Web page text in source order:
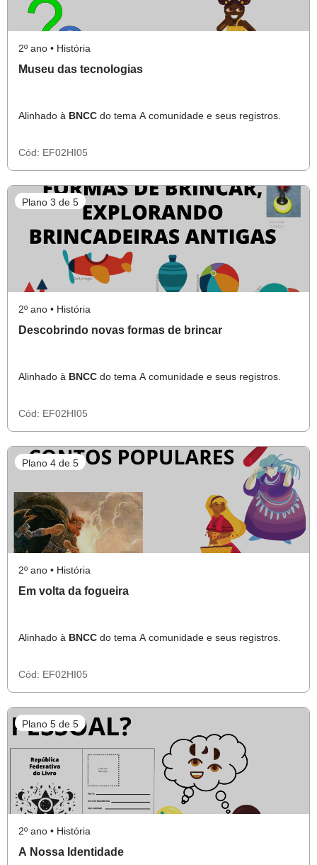
2º ano • História
Museu das tecnologias
Alinhado à BNCC do tema A comunidade e seus registros.
Cód: EF02HI05
Plano 3 de 5
2º ano • História
Descobrindo novas formas de brincar
Alinhado à BNCC do tema A comunidade e seus registros.
Cód: EF02HI05
Plano 4 de 5
2º ano • História
Em volta da fogueira
Alinhado à BNCC do tema A comunidade e seus registros.
Cód: EF02HI05
Plano 5 de 5
2º ano • História
A Nossa Identidade